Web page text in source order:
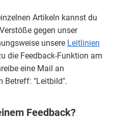
Artikeln kannst du
gegen unser
unsere Leitlinien
die Feedback-Funktion am
eine Mail an
Betreff: "Leitbild".
Feedback?